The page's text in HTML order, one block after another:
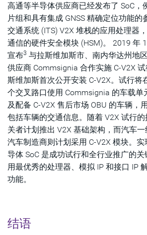
高通等半导体供应商已经发布了 SoC，
片组和具有集成 GNSS 精确定位功能
交通系统 (ITS) V2X 堆栈的应用处理器
通信的硬件安全模块 (HSM)。 2019 年
宣布3 与拉斯维加斯市、南内华达州地
供应商 Commsignia 合作实施 C-V2X
斯维加斯首次公开安装 C-V2X。试行将
个交叉路口使用 Commsignia 的车载单
及配备 C-V2X 售后市场 OBU 的车辆，
包括车辆的交通信息。随着 V2X 试行
关者计划推出 V2X 基础架构，而汽车
汽车制造商则计划采用 C-V2X 模块。实
导体 SoC 是成功试行和全行业推广的
用最优秀的处理器、模拟 IP 和接口 IP
功能。
结语